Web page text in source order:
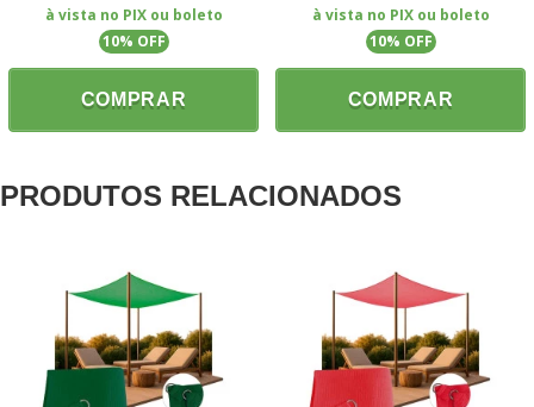
à vista no PIX ou boleto
10% OFF
COMPRAR
à vista no PIX ou boleto
10% OFF
COMPRAR
PRODUTOS RELACIONADOS